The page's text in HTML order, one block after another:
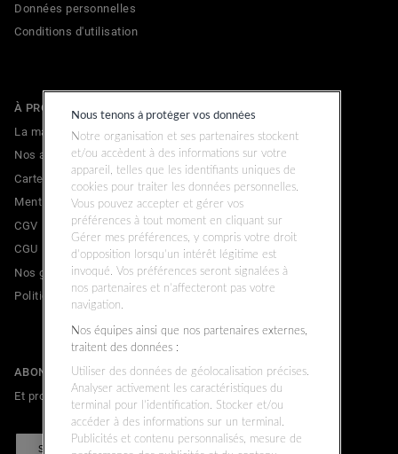
Données personnelles
Conditions d'utilisation
À PROPOS
La marque
Nos adresses
Carte cadeau
Mentions légales
CGV
CGU
Nos garanties commerciales & légales
Politique de confidentialité
ABONNEZ-VOUS À LA NEWSLETTER
Et profitez de 10% de remise sur votre prochain achat.
S'INSCRIRE
Nous tenons à protéger vos données
Notre organisation et ses partenaires stockent
et/ou accèdent à des informations sur votre
appareil, telles que les identifiants uniques de
cookies pour traiter les données personnelles.
Vous pouvez accepter et gérer vos
préférences à tout moment en cliquant sur
Gérer mes préférences, y compris votre droit
d’opposition lorsqu’un intérêt légitime est
invoqué. Vos préférences seront signalées à
nos partenaires et n’affecteront pas votre
navigation.
Nos équipes ainsi que nos partenaires externes,
traitent des données :
Utiliser des données de géolocalisation précises.
Analyser activement les caractéristiques du
terminal pour l’identification. Stocker et/ou
accéder à des informations sur un terminal.
Publicités et contenu personnalisés, mesure de